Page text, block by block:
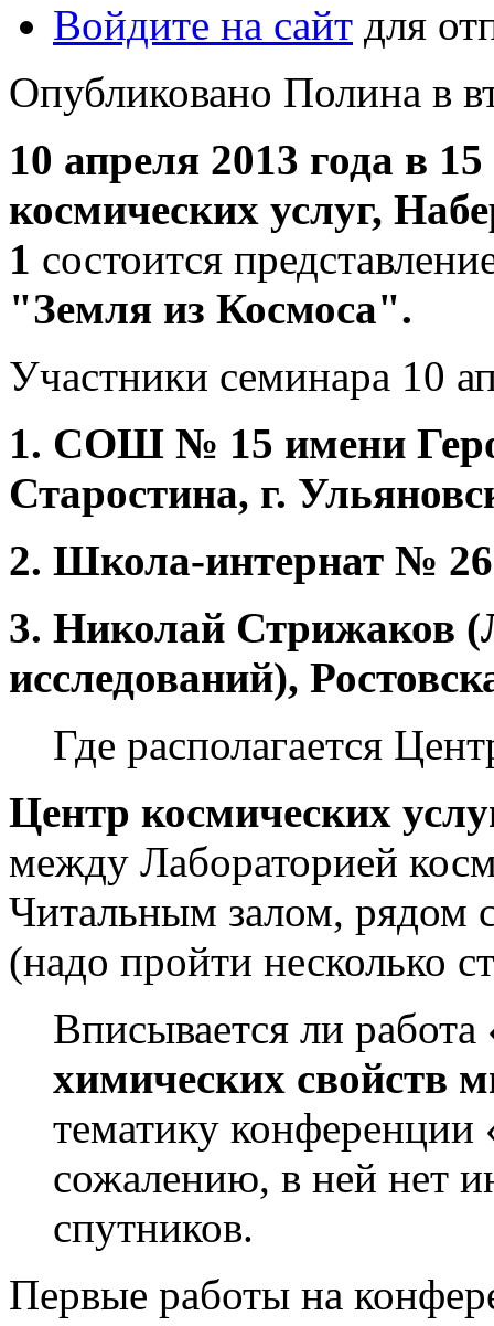
Войдите на сайт для
Опубликовано Полина в
10 апреля 2013 года в
космических услуг,
1 состоится
"Земля из Космоса".
Участники семинара 10
1. СОШ № 15 имени
Старостина, г.
2. Школа-интернат №
3. Николай Стрижаков (
исследований),
Где располагается
Центр космических
между Лабораторией
Читальным залом,
(надо пройти несколько
Вписывается ли работа
химических свойств
тематику конференции
сожалению, в ней нет
спутников.
Первые работы на